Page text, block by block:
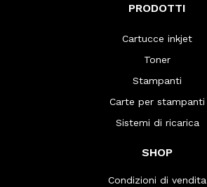
PRODOTTI
Cartucce inkjet
Toner
Stampanti
Carte per stampanti
Sistemi di ricarica
SHOP
Condizioni di vendita